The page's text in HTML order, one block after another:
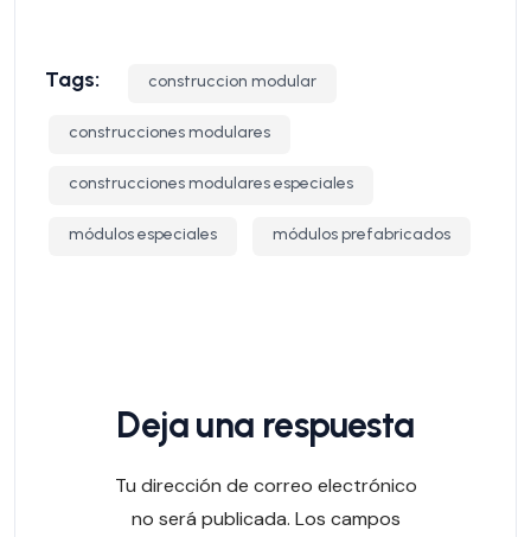
Tags: construccion modular
construcciones modulares
construcciones modulares especiales
módulos especiales módulos prefabricados
Deja una respuesta
Tu dirección de correo electrónico
no será publicada. Los campos